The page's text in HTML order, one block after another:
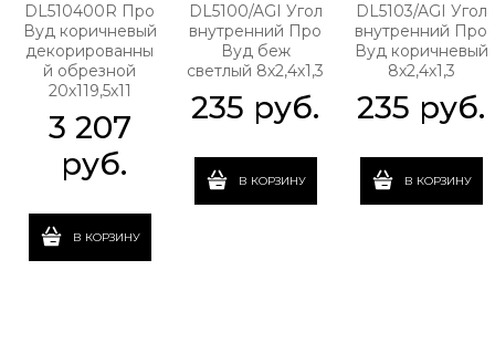
DL510400R Про
Вуд коричневый
декорированны
й обрезной
20х119,5х11
3 207
руб.
В КОРЗИНУ
DL5100/AGI Угол
внутренний Про
Вуд беж
светлый 8х2,4х1,3
235 руб.
В КОРЗИНУ
DL5103/AGI Угол
внутренний Про
Вуд коричневый
8х2,4х1,3
235 руб.
В КОРЗИНУ